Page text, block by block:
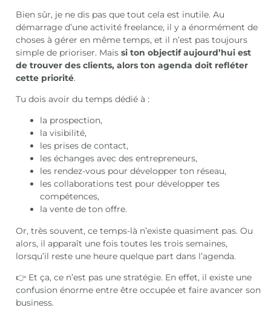
Bien sûr, je ne dis pas que tout cela est inutile. Au
démarrage d’une activité freelance, il y a énormément de
choses à gérer en même temps, et il n’est pas toujours
simple de prioriser. Maissi ton objectif aujourd’hui est
de trouver des clients, alors ton agenda doit refléter
cette priorité.
Tu dois avoir du temps dédié à :
la prospection,
la visibilité,
les prises de contact,
les échanges avec des entrepreneurs,
les rendez-vous pour développer ton réseau,
les collaborations test pour développer tes
compétences,
la vente de ton offre.
Or, très souvent, ce temps-là n’existe quasiment pas. Ou
alors, il apparaît une fois toutes les trois semaines,
lorsqu’il reste une heure quelque part dans l’agenda.
👉 Et ça, ce n’est pas une stratégie. En effet, il existe une
confusion énorme entre être occupée et faire avancer son
business.